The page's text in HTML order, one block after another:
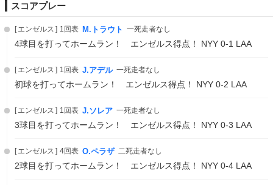
スコアプレー
エンゼルス 1回表 M.トラウト 一死走者なし
4球目を打ってホームラン！ エンゼルス得点！ NYY 0-1 LAA
エンゼルス 1回表 J.アデル 一死走者なし
初球を打ってホームラン！ エンゼルス得点！ NYY 0-2 LAA
エンゼルス 1回表 J.ソレア 一死走者なし
3球目を打ってホームラン！ エンゼルス得点！ NYY 0-3 LAA
エンゼルス 4回表 O.ペラザ 二死走者なし
2球目を打ってホームラン！ エンゼルス得点！ NYY 0-4 LAA